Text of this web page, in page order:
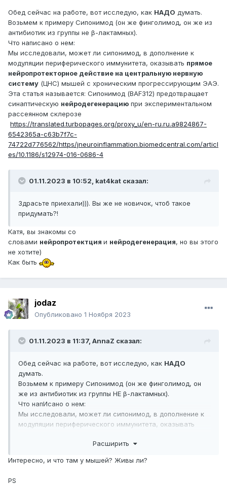
Обед сейчас на работе, вот исследую, как НАДО думать.
Возьмем к примеру Сипонимод (он же финголимод, он же из
антибиотик из группы не β-лактамных).
Что написано о нем:
Мы исследовали, может ли сипонимод, в дополнение к
модуляции периферического иммунитета, оказывать прямое
нейропротекторное действие на центральную нервную
систему (ЦНС) мышей с хроническим прогрессирующим ЭАЭ.
Эта статья называется: Сипонимод (BAF312) предотвращает
синаптическую нейродегенерацию при экспериментальном
рассеянном склерозе
https://translated.turbopages.org/proxy_u/en-ru.ru.a9824867-
6542365a-c63b7f7c-
74722d776562/https/jneuroinflammation.biomedcentral.com/articl
es/10.1186/s12974-016-0686-4
01.11.2023 в 10:52, kat4kat сказал:
Здрасьте приехали))). Вы же не новичок, чтоб такое
придумать?!
Катя, вы знакомы со
словами нейропротектция и нейродегенерация, но вы этого
не хотите)
Как быть
jodaz
Опубликовано 1 Ноября 2023
01.11.2023 в 11:37, AnnaZ сказал:
Обед сейчас на работе, вот исследую, как НАДО
думать.
Возьмем к примеру Сипонимод (он же финголимод, он
же из антибиотик из группы НЕ β-лактамных).
Что напИсано о нем:
Мы исследовали, может ли сипонимод, в дополнение к
модуляции периферического иммунитета, оказывать
(ЦНС) мышей с хроническим
Эта статья называется: Сипонимод (BAF312)
Расширить
Интересно, и что там у мышей? Живы ли?
PS